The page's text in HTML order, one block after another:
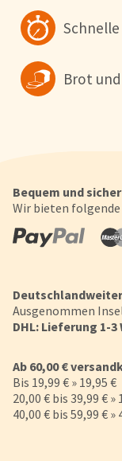
Brot
Bequem und
Wir bieten
Ausgenommen
DHL: Lieferung 1-
Ab 60,00 €
Bis 19,99 € » 19,95 €
20,00 € bis 39,99 € »
40,00 € bis 59,99 € »